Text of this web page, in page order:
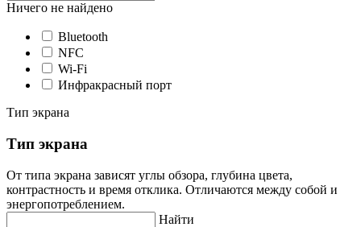
Ничего не найдено
Bluetooth
NFC
Wi-Fi
Инфракрасный порт
Тип экрана
Тип экрана
От типа экрана зависят углы обзора, глубина цвета,
контрастность и время отклика. Отличаются между собой и
энергопотреблением.
Найти